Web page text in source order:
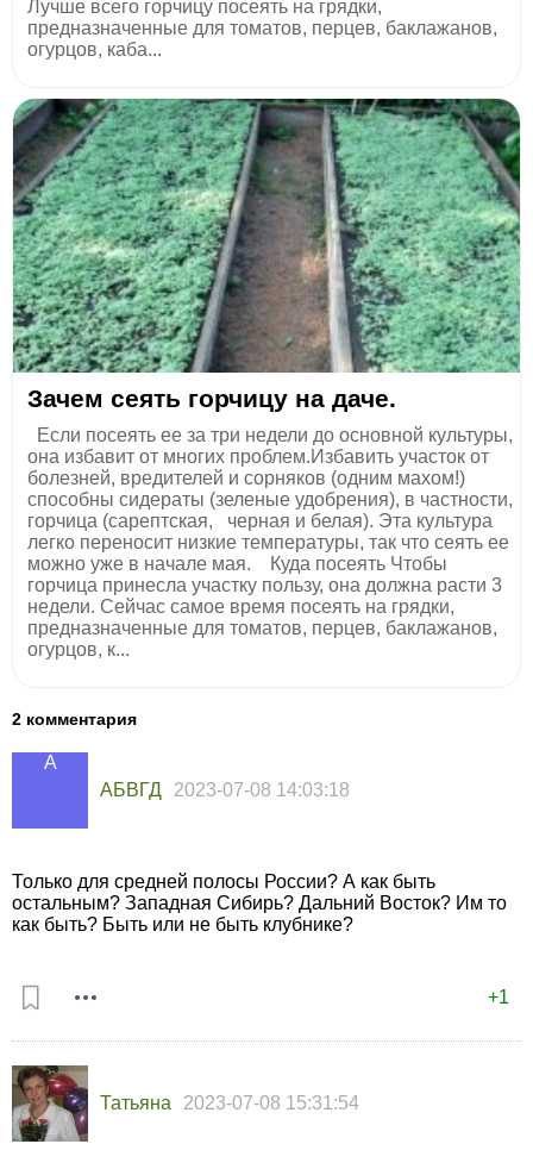
Лучше всего горчицу посеять на грядки,
предназначенные для томатов, перцев, баклажанов,
огурцов, каба...
Зачем сеять горчицу на даче.
Если посеять ее за три недели до основной культуры,
она избавит от многих проблем.Избавить участок от
болезней, вредителей и сорняков (одним махом!)
способны сидераты (зеленые удобрения), в частности,
горчица (сарептская, черная и белая). Эта культура
легко переносит низкие температуры, так что сеять ее
можно уже в начале мая. Куда посеять Чтобы
горчица принесла участку пользу, она должна расти 3
недели. Сейчас самое время посеять на грядки,
предназначенные для томатов, перцев, баклажанов,
огурцов, к...
2 комментария
АБВГД 2023-07-08 14:03:18
+1
Только для средней полосы России? А как быть
остальным? Западная Сибирь? Дальний Восток? Им то
как быть? Быть или не быть клубнике?
Татьяна 2023-07-08 15:31:54